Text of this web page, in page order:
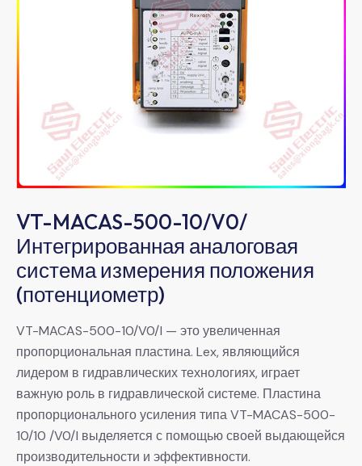
VT-MACAS-500-10/V0/
Интегрированная аналоговая
система измерения положения
(потенциометр)
VT-MACAS-500-10/V0/I — это увеличенная
пропорциональная пластина. Lex, являющийся
лидером в гидравлических технологиях, играет
важную роль в гидравлической системе. Пластина
пропорционального усиления типа VT-MACAS-500-
10/10 /V0/I выделяется с помощью своей выдающейся
производительности и эффективности.